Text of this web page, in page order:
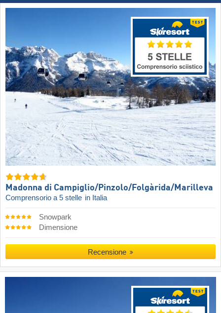
Madonna di Campiglio/​Pinzolo/​Folgàrida/​Marilleva
Comprensorio a 5 stelle in Italia
Snowpark
Dimensione
Recensione